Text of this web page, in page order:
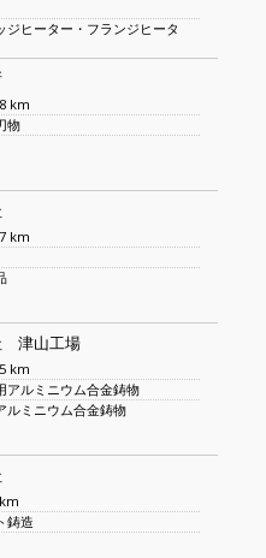
ジヒーター・フランジヒータ
km
物
km
津山工場
km
アルミニウム合金鋳物
ルミニウム合金鋳物
鋳造